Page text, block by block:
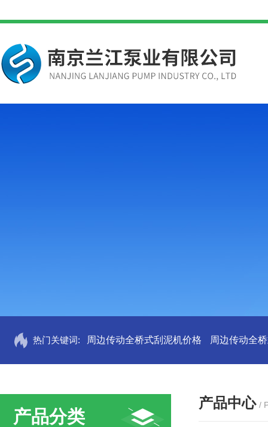
热门关键词: 周边传动全桥式刮泥机价格 周边传动全
产品分类
产品中心 /